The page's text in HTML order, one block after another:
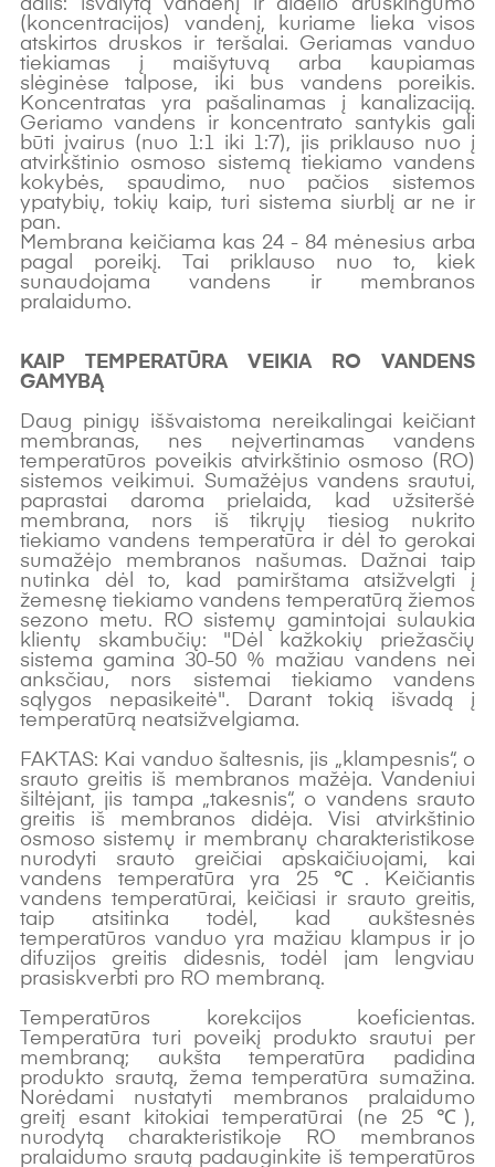
dalis: išvalytą vandenį ir didelio druskingumo
(koncentracijos) vandenį, kuriame lieka visos
atskirtos druskos ir teršalai. Geriamas vanduo
tiekiamas į maišytuvą arba kaupiamas
slėginėse talpose, iki bus vandens poreikis.
Koncentratas yra pašalinamas į kanalizaciją.
Geriamo vandens ir koncentrato santykis gali
būti įvairus (nuo 1:1 iki 1:7), jis priklauso nuo į
atvirkštinio osmoso sistemą tiekiamo vandens
kokybės, spaudimo, nuo pačios sistemos
ypatybių, tokių kaip, turi sistema siurblį ar ne ir
pan.
Membrana keičiama kas 24 - 84 mėnesius arba
pagal poreikį. Tai priklauso nuo to, kiek
sunaudojama vandens ir membranos
pralaidumo.
KAIP TEMPERATŪRA VEIKIA RO VANDENS
GAMYBĄ
Daug pinigų iššvaistoma nereikalingai keičiant
membranas, nes neįvertinamas vandens
temperatūros poveikis atvirkštinio osmoso (RO)
sistemos veikimui. Sumažėjus vandens srautui,
paprastai daroma prielaida, kad užsiteršė
membrana, nors iš tikrųjų tiesiog nukrito
tiekiamo vandens temperatūra ir dėl to gerokai
sumažėjo membranos našumas. Dažnai taip
nutinka dėl to, kad pamirštama atsižvelgti į
žemesnę tiekiamo vandens temperatūrą žiemos
sezono metu. RO sistemų gamintojai sulaukia
klientų skambučių: "Dėl kažkokių priežasčių
sistema gamina 30-50 % mažiau vandens nei
anksčiau, nors sistemai tiekiamo vandens
sąlygos nepasikeitė". Darant tokią išvadą į
temperatūrą neatsižvelgiama.
FAKTAS: Kai vanduo šaltesnis, jis „klampesnis“, o
srauto greitis iš membranos mažėja. Vandeniui
šiltėjant, jis tampa „takesnis“, o vandens srauto
greitis iš membranos didėja. Visi atvirkštinio
osmoso sistemų ir membranų charakteristikose
nurodyti srauto greičiai apskaičiuojami, kai
vandens temperatūra yra 25 ℃. Keičiantis
vandens temperatūrai, keičiasi ir srauto greitis,
taip atsitinka todėl, kad aukštesnės
temperatūros vanduo yra mažiau klampus ir jo
difuzijos greitis didesnis, todėl jam lengviau
prasiskverbti pro RO membraną.
Temperatūros korekcijos koeficientas.
Temperatūra turi poveikį produkto srautui per
membraną; aukšta temperatūra padidina
produkto srautą, žema temperatūra sumažina.
Norėdami nustatyti membranos pralaidumo
greitį esant kitokiai temperatūrai (ne 25 ℃),
nurodytą charakteristikoje RO membranos
pralaidumo srautą padauginkite iš temperatūros